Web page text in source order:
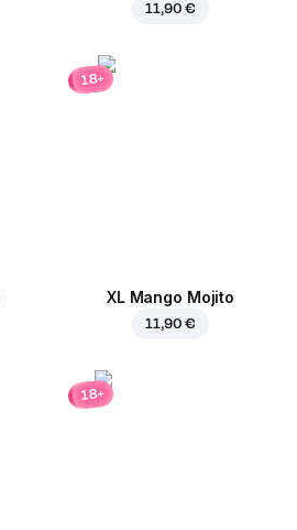
11,90 €
18+
XL Mango Mojito
11,90 €
18+